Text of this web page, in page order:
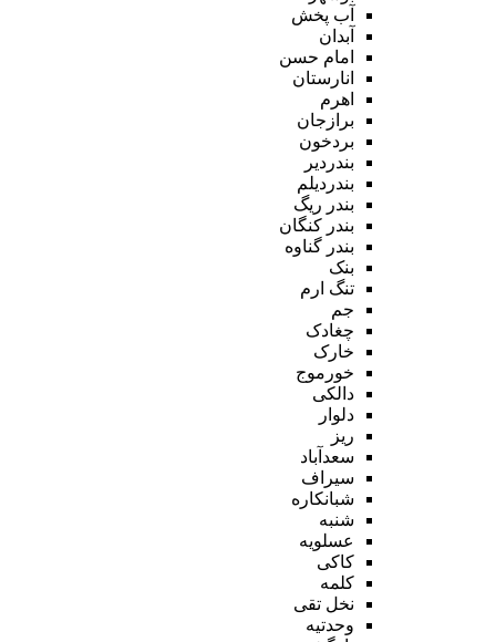
آب پخش
آبدان
امام حسن
انارستان
اهرم
برازجان
بردخون
بندردیر
بندردیلم
بندر ریگ
بندر کنگان
بندر گناوه
بنک
تنگ ارم
جم
چغادک
خارک
خورموج
دالکی
دلوار
ریز
سعدآباد
سیراف
شبانکاره
شنبه
عسلویه
کاکی
کلمه
نخل تقی
وحدتیه